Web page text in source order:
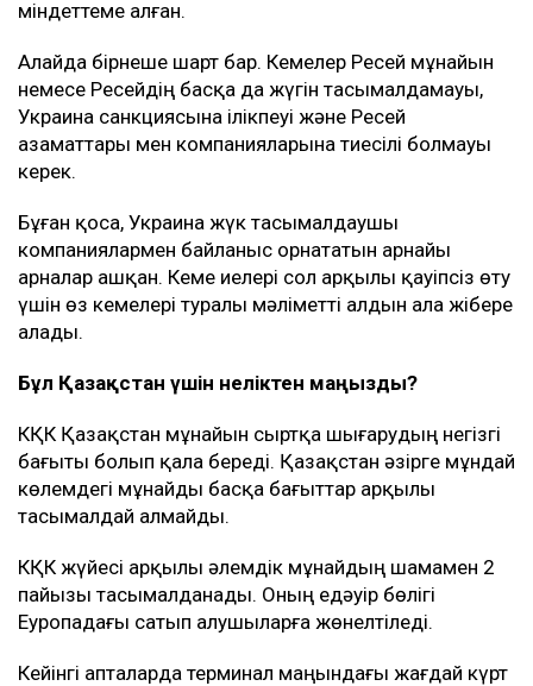
міндеттеме алған.
Алайда бірнеше шарт бар. Кемелер Ресей мұнайын
немесе Ресейдің басқа да жүгін тасымалдамауы,
Украина санкциясына ілікпеуі және Ресей
азаматтары мен компанияларына тиесілі болмауы
керек.
Бұған қоса, Украина жүк тасымалдаушы
компаниялармен байланыс орнататын арнайы
арналар ашқан. Кеме иелері сол арқылы қауіпсіз өту
үшін өз кемелері туралы мәліметті алдын ала жібере
алады.
Бұл Қазақстан үшін неліктен маңызды?
КҚК Қазақстан мұнайын сыртқа шығарудың негізгі
бағыты болып қала береді. Қазақстан әзірге мұндай
көлемдегі мұнайды басқа бағыттар арқылы
тасымалдай алмайды.
КҚК жүйесі арқылы әлемдік мұнайдың шамамен 2
пайызы тасымалданады. Оның едәуір бөлігі
Еуропадағы сатып алушыларға жөнелтіледі.
Кейінгі апталарда терминал маңындағы жағдай күрт